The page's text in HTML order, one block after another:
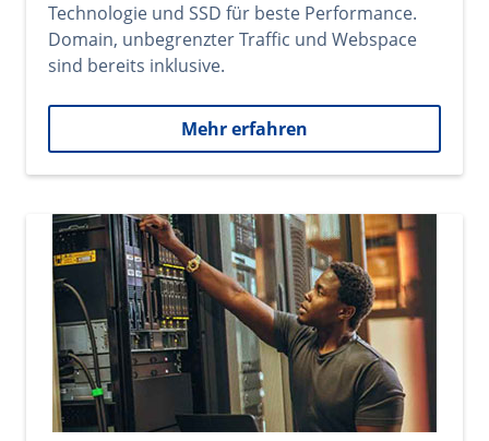
Technologie und SSD für beste Performance.
Domain, unbegrenzter Traffic und Webspace
sind bereits inklusive.
Mehr erfahren